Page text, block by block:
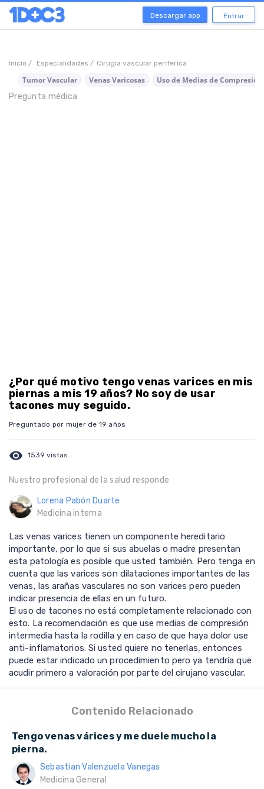
Descargar app Entrar
Inicio / Especialidades / Cirugía vascular periférica
Tumor Vascular Venas Varicosas
Uso de Medias de Compresión
Pregunta médica
¿Por qué motivo tengo venas varices en mis
piernas a mis 19 años? No soy de usar
tacones muy seguido.
Preguntado por mujer de 19 años
visibility 1539 vistas
Nuestro profesional de la salud responde
Lorena Pabón Duarte
Medicina interna
Las venas varices tienen un componente hereditario
importante, por lo que si sus abuelas o madre presentan
esta patología es posible que usted también. Pero tenga en
cuenta que las varices son dilataciones importantes de las
venas, las arañas vasculares no son varices pero pueden
indicar presencia de ellas en un futuro.
El uso de tacones no está completamente relacionado con
esto. La recomendación es que use medias de compresión
intermedia hasta la rodilla y en caso de que haya dolor use
anti-inflamatorios. Si usted quiere no tenerlas, entonces
puede estar indicado un procedimiento pero ya tendría que
acudir primero a valoración por parte del cirujano vascular.
Contenido Relacionado
Tengo venas várices y me duele mucho la
pierna.
Sebastian Valenzuela Vanegas
Medicina General